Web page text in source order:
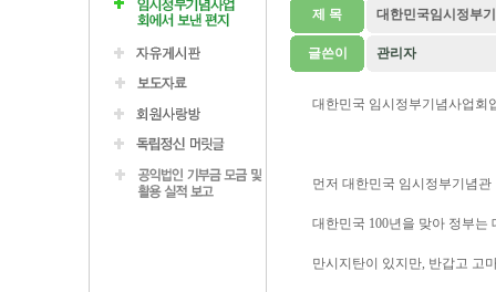
제 목 대한민국임시정부
글쓴이 관리자
대한민국 임시정부기념사업회
먼저 대한민국 임시정부기념
대한민국 100년을 맞아 정부는
만시지탄이 있지만, 반갑고 고